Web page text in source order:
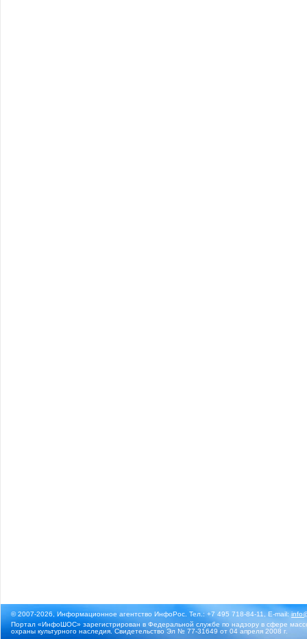
© 2007-2026, Информационное агентство ИнфоРос. Тел.: +7 495 718-84-11, E-mail:
Портал «ИнфоШОС» зарегистрирован в Федеральной службе по надзору в сфере
охраны культурного наследия. Свидетельство Эл № 77-31649 от 04 апреля 2008 г.